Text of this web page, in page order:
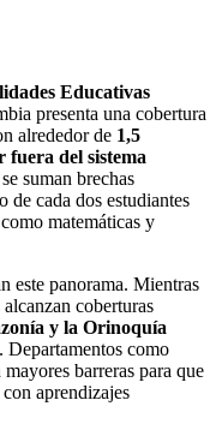
Educativas
presenta una cobertura
alrededor de 1,5
fuera del sistema
suman brechas
de cada dos estudiantes
matemáticas y
este panorama. Mientras
coberturas
y la Orinoquía
. Departamentos como
mayores barreras para que
aprendizajes